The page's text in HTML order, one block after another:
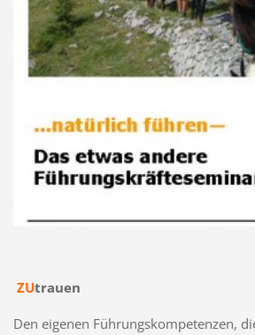
ZUtrauen
Den eigenen Führungskompetenzen,